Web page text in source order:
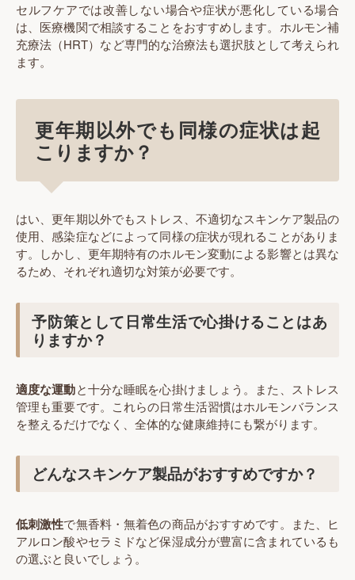
セルフケアでは改善しない場合や症状が悪化している場合
は、医療機関で相談することをおすすめします。ホルモン補
充療法（HRT）など専門的な治療法も選択肢として考えられ
ます。
更年期以外でも同様の症状は起
こりますか？
はい、更年期以外でもストレス、不適切なスキンケア製品の
使用、感染症などによって同様の症状が現れることがありま
す。しかし、更年期特有のホルモン変動による影響とは異な
るため、それぞれ適切な対策が必要です。
予防策として日常生活で心掛けることはあ
りますか？
適度な運動と十分な睡眠を心掛けましょう。また、ストレス
管理も重要です。これらの日常生活習慣はホルモンバランス
を整えるだけでなく、全体的な健康維持にも繋がります。
どんなスキンケア製品がおすすめですか？
低刺激性で無香料・無着色の商品がおすすめです。また、ヒ
アルロン酸やセラミドなど保湿成分が豊富に含まれているも
の選ぶと良いでしょう。